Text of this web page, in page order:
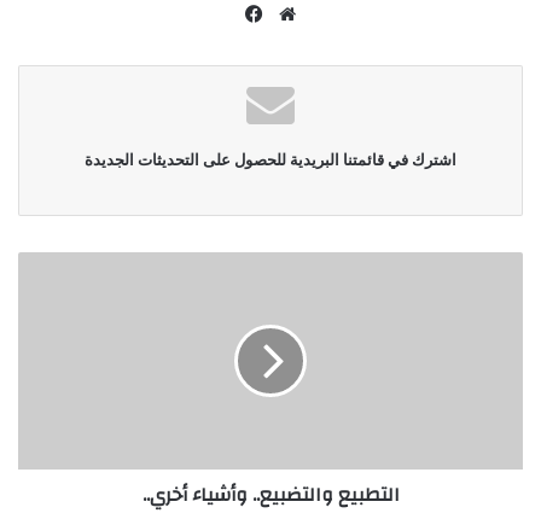
موقع
اشترك في قائمتنا البريدية للحصول على التحديثات الجديدة
التطبيع والتضبيع.. وأشياء أخري..